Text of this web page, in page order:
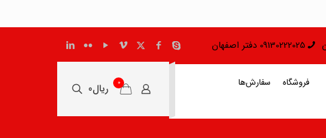
09130222025 دفتر اصفهان
فروشگاه سفارش‌ها 0 ریال0